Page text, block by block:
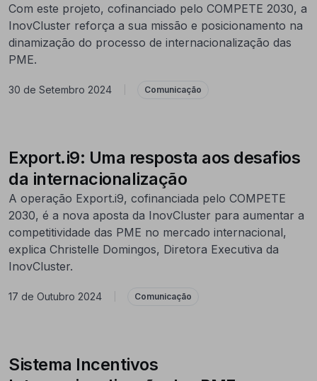
Com este projeto, cofinanciado pelo COMPETE 2030, a
InovCluster reforça a sua missão e posicionamento na
dinamização do processo de internacionalização das
PME.
30 de Setembro 2024 Comunicação
Export.i9: Uma resposta aos desafios
da internacionalização
A operação Export.i9, cofinanciada pelo COMPETE
2030, é a nova aposta da InovCluster para aumentar a
competitividade das PME no mercado internacional,
explica Christelle Domingos, Diretora Executiva da
InovCluster.
17 de Outubro 2024 Comunicação
Sistema Incentivos